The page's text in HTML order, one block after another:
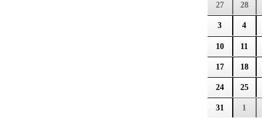
27 28
3 4
10 11
17 18
24 25
31 1